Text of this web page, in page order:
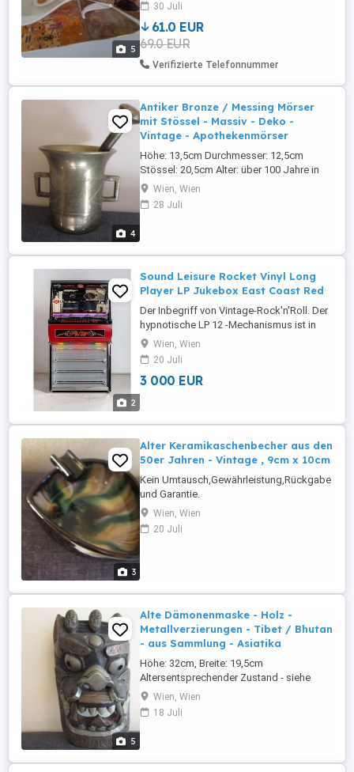
5
30 Juli
61.0 EUR
69.0 EUR
Verifizierte Telefonnummer
4
Antiker Bronze / Messing Mörser
mit Stössel - Massiv - Deko -
Vintage - Apothekenmörser
Höhe: 13,5cm Durchmesser: 12,5cm
Stössel: 20,5cm Alter: über 100 Jahre in
Familienbesitz - wie alt er wirklich ist lässt
sich nur ahnen - altersentsprechende
Gebrauchsspuren . Österreich Versand:
Garantie.
Wien, Wien
28 Juli
2
Sound Leisure Rocket Vinyl Long
Player LP Jukebox East Coast Red
Der Inbegriff von Vintage-Rock'n'Roll. Der
hypnotische LP 12 -Mechanismus ist in
einem unverwechselbaren Gehäuse im Stil
der 1950er-Jahre untergebracht, verziert
mit hochwertigen Chrombeschlägen. Die
Jukebox fasst 10 Schallplatten, spielt
Wien, Wien
20 Juli
3 000 EUR
3
Alter Keramikaschenbecher aus den
50er Jahren - Vintage , 9cm x 10cm
Kein Umtausch,Gewährleistung,Rückgabe
und Garantie.
Wien, Wien
20 Juli
5
Alte Dämonenmaske - Holz -
Metallverzierungen - Tibet / Bhutan
- aus Sammlung - Asiatika
Höhe: 32cm, Breite: 19,5cm
Altersentsprechender Zustand - siehe
Fotos Kein
Umtausch,Gewährleistung,Rückgabe und
Garantie. Österreich Versand: registriert
möglich!
Wien, Wien
18 Juli